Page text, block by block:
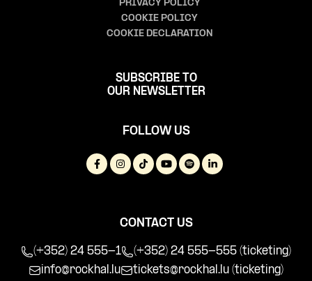
PRIVACY POLICY
COOKIE POLICY
COOKIE DECLARATION
SUBSCRIBE TO
OUR NEWSLETTER
FOLLOW US
CONTACT US
(+352) 24 555-1
(+352) 24 555-555 (ticketing)
info@rockhal.lu
tickets@rockhal.lu (ticketing)